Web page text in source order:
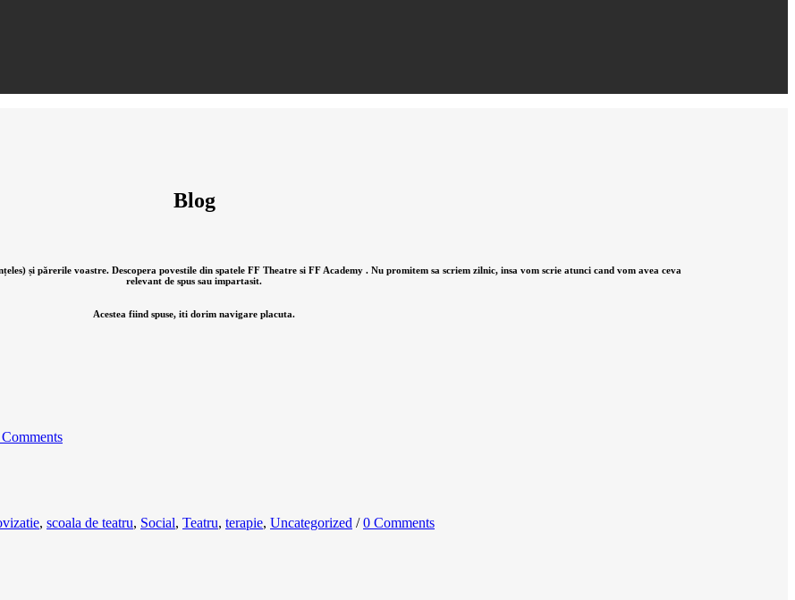
Blog
și părerile voastre. Descopera povestile din spatele FF Theatre si FF Academy . Nu promitem sa scriem zilnic, insa vom scrie atunci cand vom avea ceva
relevant de spus sau impartasit.
Acestea fiind spuse, iti dorim navigare placuta.
, scoala de teatru, Social, Teatru, terapie, Uncategorized /0 Comments